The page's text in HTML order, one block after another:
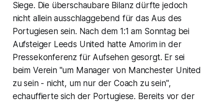
Siege. Die überschaubare Bilanz dürfte jedoch
nicht allein ausschlaggebend für das Aus des
Portugiesen sein. Nach dem 1:1 am Sonntag bei
Aufsteiger Leeds United hatte Amorim in der
Pressekonferenz für Aufsehen gesorgt. Er sei
beim Verein "um Manager von Manchester United
zu sein - nicht, um nur der Coach zu sein",
echauffierte sich der Portugiese. Bereits vor der